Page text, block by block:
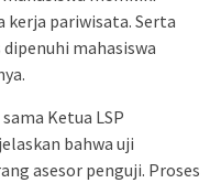
kerja pariwisata. Serta
mahasiswa
Ketua LSP
bahwa uji
asesor penguji. Proses